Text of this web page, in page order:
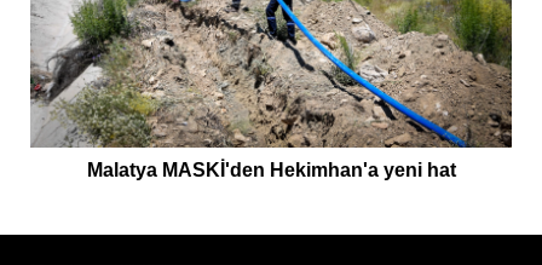
Malatya MASKİ'den Hekimhan'a yeni hat